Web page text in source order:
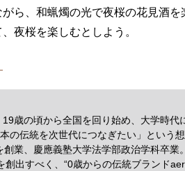
ら、和蝋燭の光で夜桜の花見酒を
夜桜を楽しむとしよう。
歳の頃から全国を回り始め、大学時代
の伝統を次世代につなぎたい」という
業、慶應義塾大学法学部政治学科卒業
出すべく、“0歳からの伝統ブランド